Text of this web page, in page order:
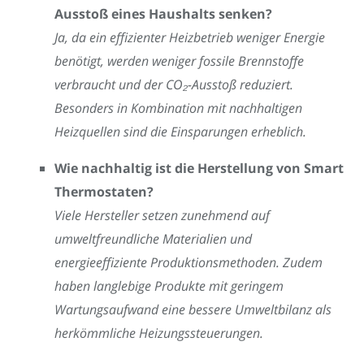
Ausstoß eines Haushalts senken?
Ja, da ein effizienter Heizbetrieb weniger Energie
benötigt, werden weniger fossile Brennstoffe
verbraucht und der CO₂-Ausstoß reduziert.
Besonders in Kombination mit nachhaltigen
Heizquellen sind die Einsparungen erheblich.
Wie nachhaltig ist die Herstellung von Smart
Thermostaten?
Viele Hersteller setzen zunehmend auf
umweltfreundliche Materialien und
energieeffiziente Produktionsmethoden. Zudem
haben langlebige Produkte mit geringem
Wartungsaufwand eine bessere Umweltbilanz als
herkömmliche Heizungssteuerungen.